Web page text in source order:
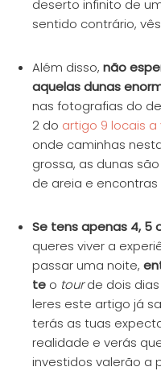
deserto infinito de
sentido contrário,
Além disso, não
aquelas dunas
nas fotografias do
2 do artigo 9 locais
onde caminhas
grossa, as dunas
de areia e
Se tens apenas 4, 5
queres viver a
passar uma noite,
te o tourde dois
leres este artigo já
terás as tuas
realidade e verás
investidos valerão a